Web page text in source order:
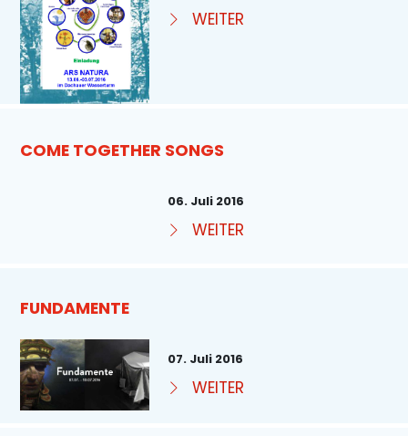
WEITER
COME TOGETHER SONGS
06. Juli 2016
WEITER
FUNDAMENTE
07. Juli 2016
WEITER